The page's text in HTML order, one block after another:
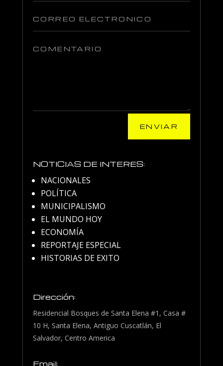
ENVIAR
NOTICIAS DE INTERES:
NACIONALES
POLÍTICA
MUNICIPALISMO
EL MUNDO HOY
ECONOMÍA
REPORTAJE ESPECIAL
HISTORIAS DE EXITO
Dirección:
Residencial Bosques de Santa Elena #1, Casa #
10 H, Santa Elena, Antiguo Cuscatlán, El
Salvador, Centro America
Email: